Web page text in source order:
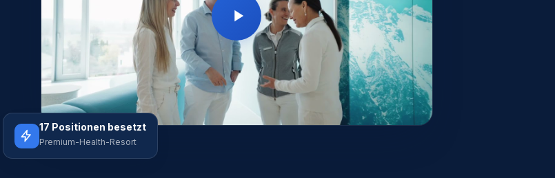
17 Positionen besetzt
Premium-Health-Resort